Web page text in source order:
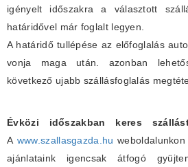
igényelt időszakra a választott
határidővel már foglalt legyen.
A határidő tullépése az előfoglalás
vonja maga után. azonban
következő ujabb szállásfoglalás
Évközi időszakban keres
A www.szallasgazda.hu
ajánlataink igencsak átfogó